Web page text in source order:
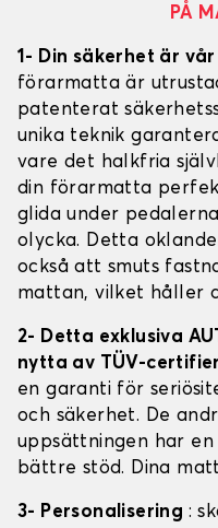
PÅ
1- Din säkerhet är
förarmatta är
patenterat
unika teknik
vare det halkfria
din förarmatta
glida under
olycka. Detta
också att smuts
mattan, vilket håller
2- Detta exklusiva
nytta av TÜV-
en garanti för
och säkerhet. De
uppsättningen har
bättre stöd. Dina
3- Personalisering :